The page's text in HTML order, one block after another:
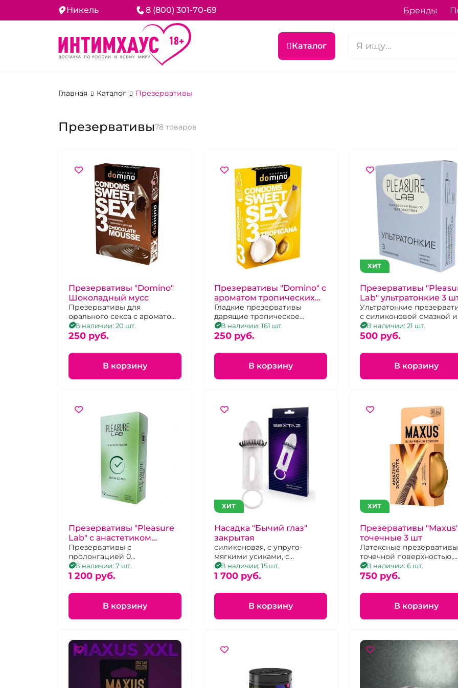
Никель 8 (800) 301-70-69 Бренды
Каталог
Главная Каталог Презервативы
Презервативы78 товаров
Презервативы "Domino"
Шоколадный мусс
Презервативы для
орального секса с ароматом
шоколада 3 шт
В наличии: 20 шт.
250 pуб.
В корзину
Презервативы "Domino" с
ароматом тропических
фруктов 3 шт
Гладкие презервативы
дарящие тропическое
удовольствие!
В наличии: 161 шт.
250 pуб.
В корзину
ХИТ
Презервативы
Lab" ультратонкие 3
Ультратонкие
с силиконовой смазкой и
накопителем
В наличии: 21 шт.
500 pуб.
В корзину
Презервативы "Pleasure
Lab" с анастетиком
продлевающие, 12 шт
Презервативы с
пролонгацией 0
увеличивают время секса
В наличии: 7 шт.
1 200 pуб.
В корзину
ХИТ
Насадка "Бычий глаз"
закрытая
силиконовая, с упруго-
мягкими усиками, с
подхватом мошонки
В наличии: 15 шт.
1 700 pуб.
В корзину
ХИТ
Презервативы
точечные 3 шт
Латексные
точечной поверхностью,
упаковка 3 шт.
В наличии: 6 шт.
750 pуб.
В корзину